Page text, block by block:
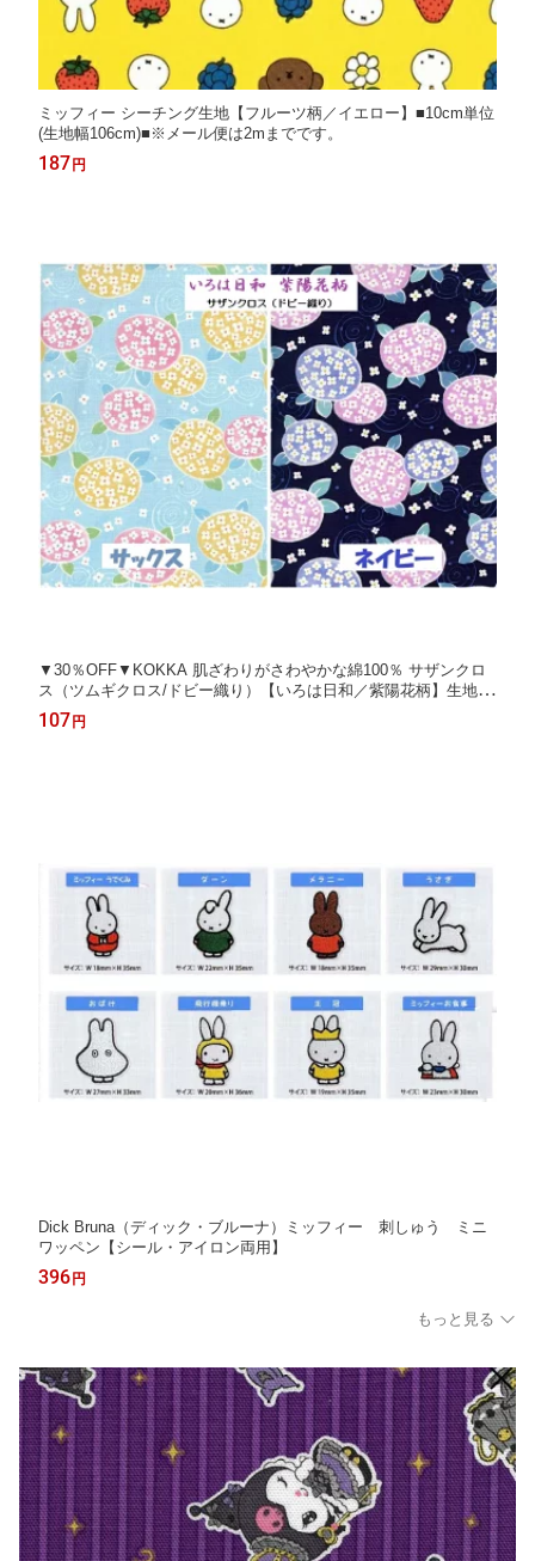
ミッフィー シーチング生地【フルーツ柄／イエロー】■10cm単位
(生地幅106cm)■※メール便は2mまでです。
187 円
▼30％OFF▼KOKKA 肌ざわりがさわやかな綿100％ サザンクロ
ス（ツムギクロス/ドビー織り）【いろは日和／紫陽花柄】生地■1
0cm単位■《巾110cm/日本製》メール便は2mまで対応致します♪
夏には甚平や浴衣、シャツの服地に最適です
107 円
Dick Bruna（ディック・ブルーナ）ミッフィー 刺しゅう ミニ
ワッペン【シール・アイロン両用】
396 円
もっと見る